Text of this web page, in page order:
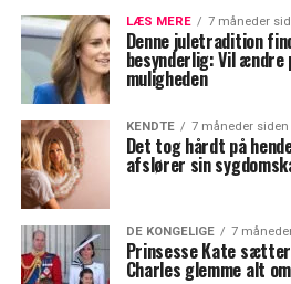
LÆS MERE 7 måneder
Denne juletradition
besynderlig: Vil
muligheden
KENDTE 7 måneder siden
Det tog hårdt på
afslører sin
DE KONGELIGE 7
Prinsesse Kate
Charles glemme alt om